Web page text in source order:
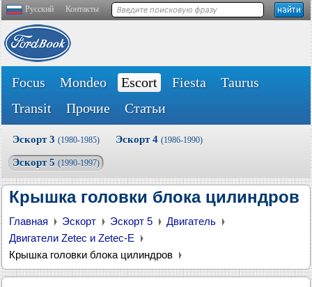
Русский Контакты
Focus Mondeo Escort Fiesta
Taurus
Transit
Прочие Статьи
Эскорт 3 (1980-1985) Эскорт 4 (1986-1990)
Эскорт 5 (1990-1997)
Крышка головки блока цилиндров
Главная Эскорт Эскорт 5
Двигатель
Двигатели Zetec и Zetec-E
Крышка головки блока цилиндров